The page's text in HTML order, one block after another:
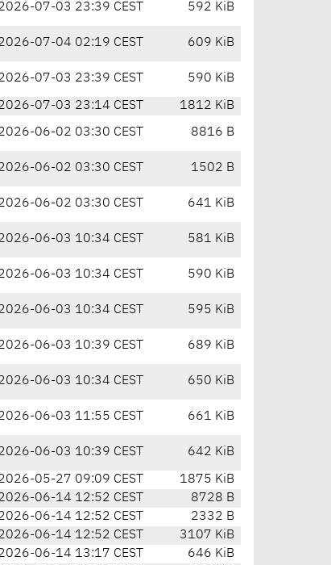
07-03 23:39 CEST 592 KiB
07-04 02:19 CEST 609 KiB
07-03 23:39 CEST 590 KiB
07-03 23:14 CEST
1812 KiB
06-02 03:30 CEST 8816 B
06-02 03:30 CEST 1502 B
06-02 03:30 CEST 641 KiB
06-03 10:34 CEST 581 KiB
06-03 10:34 CEST 590 KiB
06-03 10:34 CEST 595 KiB
06-03 10:39 CEST 689 KiB
06-03 10:34 CEST 650 KiB
06-03 11:55 CEST 661 KiB
06-03 10:39 CEST 642 KiB
05-27 09:09 CEST
1875 KiB
06-14 12:52 CEST
8728 B
06-14 12:52 CEST
2332 B
06-14 12:52 CEST
3107 KiB
06-14 13:17 CEST
646 KiB